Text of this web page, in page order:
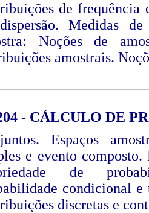
de frequência
Medidas
Noções de
amostrais.
- CÁLCULO DE
Espaços
e evento
de
condicional e
discretas e